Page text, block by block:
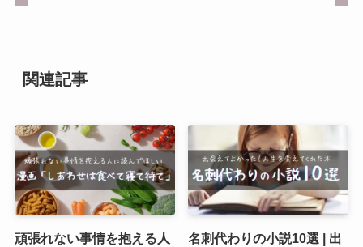
関連記事
頑張れない事情を抱える人
名刺代わりの小説10選 | 出